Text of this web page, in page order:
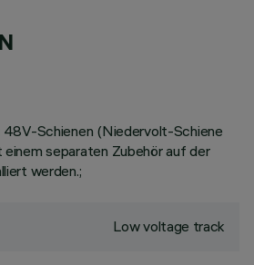
48V-Schienen (Niedervolt-Schiene
einem separaten Zubehör auf der
werden.;
Low voltage track